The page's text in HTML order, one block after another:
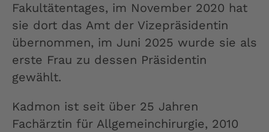
Fakultätentages, im November 2020 hat
sie dort das Amt der Vizepräsidentin
übernommen, im Juni 2025 wurde sie als
erste Frau zu dessen Präsidentin
gewählt.
Kadmon ist seit über 25 Jahren
Fachärztin für Allgemeinchirurgie, 2010